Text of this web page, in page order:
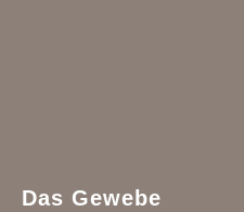
Das Gewebe